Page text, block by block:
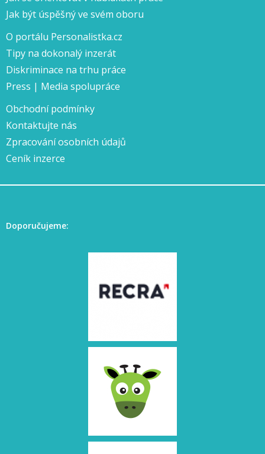
Jak být úspěšný ve svém oboru
O portálu Personalistka.cz
Tipy na dokonalý inzerát
Diskriminace na trhu práce
Press | Media spolupráce
Obchodní podmínky
Kontaktujte nás
Zpracování osobních údajů
Ceník inzerce
Doporučujeme: